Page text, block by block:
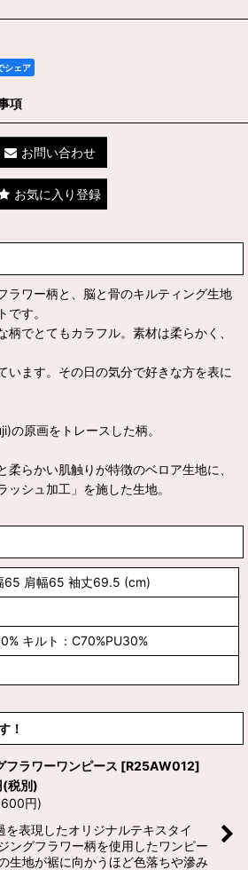
シェア
項
お問い合わせ
お気に入り登録
ラワー柄と、脳と骨のキルティング生地
です。
柄でとてもカラフル。素材は柔らかく、
います。その日の気分で好きな方を表に
の原画をトレースした柄。
柔らかい肌触りが特徴のベロア生地に、
シュ加工」を施した生地。
65 肩幅65 袖丈69.5 (cm)
キルト：C70%PU30%
！
フラワーワンピース [R25AW012]
(税別)
円)
を表現したオリジナルテキスタイ
ングフラワー柄を使用したワンピー
生地が裾に向かうほど色落ちや滲み